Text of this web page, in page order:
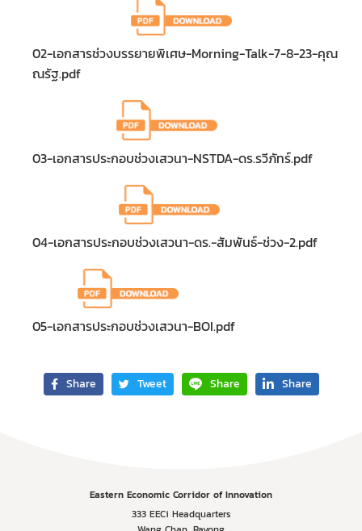
02-เอกสารช่วงบรรยายพิเศษ-Morning-Talk-7-8-23-คุณ
ณรัฐ.pdf
03-เอกสารประกอบช่วงเสวนา-NSTDA-ดร.รวีภัทร์.pdf
04-เอกสารประกอบช่วงเสวนา-ดร.-สัมพันธ์-ช่วง-2.pdf
05-เอกสารประกอบช่วงเสวนา-BOI.pdf
Share Tweet Share Share
Eastern Economic Corridor of Innovation
333 EECi Headquarters